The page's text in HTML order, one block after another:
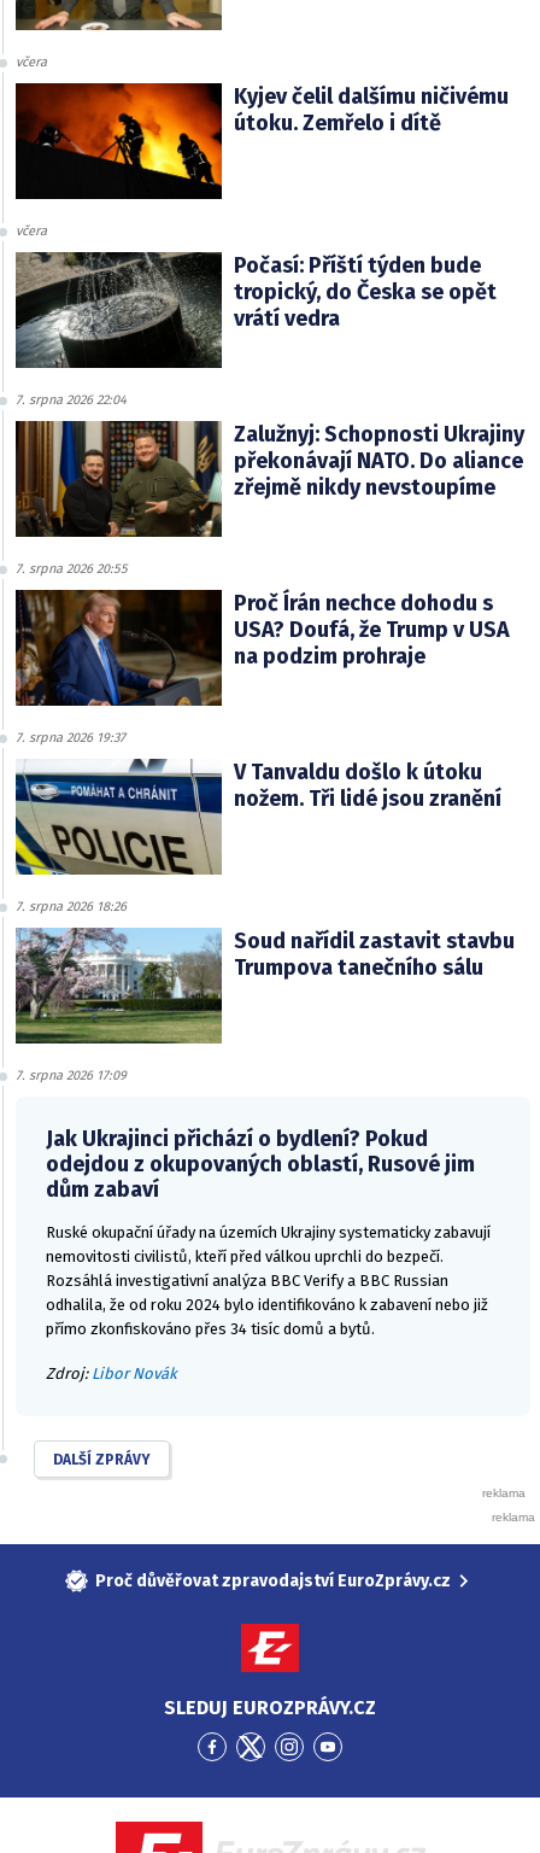
včera
Kyjev čelil dalšímu ničivému
útoku. Zemřelo i dítě
včera
Počasí: Příští týden bude
tropický, do Česka se opět
vrátí vedra
7. srpna 2026 22:04
Zalužnyj: Schopnosti Ukrajiny
překonávají NATO. Do aliance
zřejmě nikdy nevstoupíme
7. srpna 2026 20:55
Proč Írán nechce dohodu s
USA? Doufá, že Trump v USA
na podzim prohraje
7. srpna 2026 19:37
V Tanvaldu došlo k útoku
nožem. Tři lidé jsou zranění
7. srpna 2026 18:26
Soud nařídil zastavit stavbu
Trumpova tanečního sálu
7. srpna 2026 17:09
Jak Ukrajinci přichází o bydlení? Pokud
odejdou z okupovaných oblastí, Rusové jim
dům zabaví
Ruské okupační úřady na územích Ukrajiny systematicky zabavují
nemovitosti civilistů, kteří před válkou uprchli do bezpečí.
Rozsáhlá investigativní analýza BBC Verify a BBC Russian
odhalila, že od roku 2024 bylo identifikováno k zabavení nebo již
přímo zkonfiskováno přes 34 tisíc domů a bytů.
Zdroj: Libor Novák
DALŠÍ ZPRÁVY
Proč důvěřovat zpravodajství EuroZprávy.cz
SLEDUJ EUROZPRÁVY.CZ
Přejít
Facebook
Přejít
Twitter
Přejít
Instagram
Přejít
YouTube